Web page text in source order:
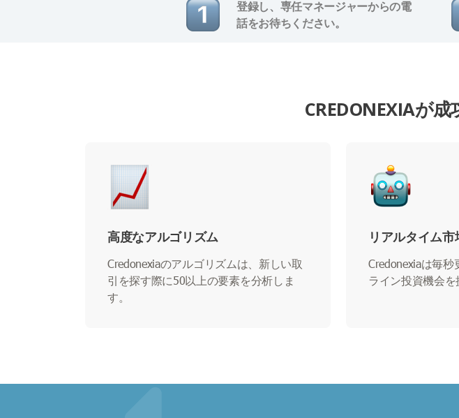
登録し、専任マネージャーからの電
話をお待ちください。
CREDONEXIAが
高度なアルゴリズム
Credonexiaのアルゴリズムは、新しい取
引を探す際に50以上の要素を分析しま
す。
リアルタイム市
Credonexiaは毎
ライン投資機会を